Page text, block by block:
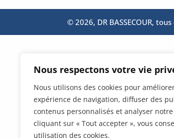
Nous respectons votre vie
Nous utilisons des cookies pour
expérience de navigation, diffuser des
contenus personnalisés et analyser
cliquant sur « Tout accepter », vous
utilisation des cookies.
© 2026, DR BASSECOUR,